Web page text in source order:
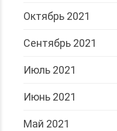
Октябрь 2021
Сентябрь 2021
Июль 2021
Июнь 2021
Май 2021